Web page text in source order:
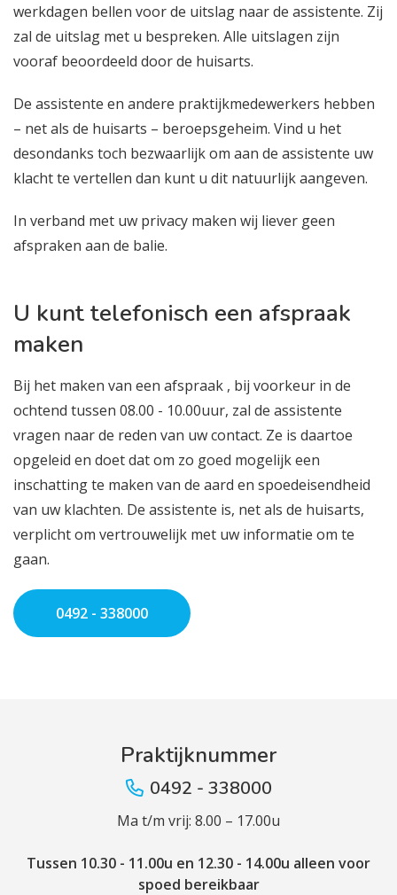
werkdagen bellen voor de uitslag naar de assistente. Zij
zal de uitslag met u bespreken. Alle uitslagen zijn
vooraf beoordeeld door de huisarts.
De assistente en andere praktijkmedewerkers hebben
– net als de huisarts – beroepsgeheim. Vind u het
desondanks toch bezwaarlijk om aan de assistente uw
klacht te vertellen dan kunt u dit natuurlijk aangeven.
In verband met uw privacy maken wij liever geen
afspraken aan de balie.
U kunt telefonisch een afspraak
maken
Bij het maken van een afspraak , bij voorkeur in de
ochtend tussen 08.00 - 10.00uur, zal de assistente
vragen naar de reden van uw contact. Ze is daartoe
opgeleid en doet dat om zo goed mogelijk een
inschatting te maken van de aard en spoedeisendheid
van uw klachten. De assistente is, net als de huisarts,
verplicht om vertrouwelijk met uw informatie om te
gaan.
0492 - 338000
Praktijknummer
0492 - 338000
Ma t/m vrij: 8.00 – 17.00u
Tussen 10.30 - 11.00u en 12.30 - 14.00u alleen voor
spoed bereikbaar